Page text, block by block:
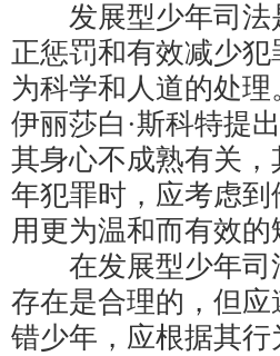
发展型少年司法
正惩罚和有效减少
为科学和人道的处
伊丽莎白·斯科特提
其身心不成熟有关
年犯罪时，应考虑
用更为温和而有效的
在发展型少年司
存在是合理的，但
错少年，应根据其